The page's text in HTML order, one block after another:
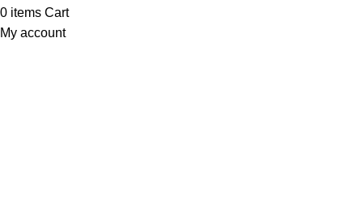
0 items Cart
My account